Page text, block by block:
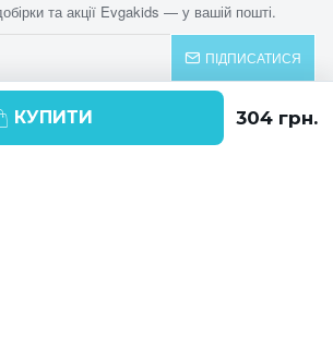
КУПИТИ
та акції Evgakids — у вашій пошті.
ПІДПИСАТИСЯ